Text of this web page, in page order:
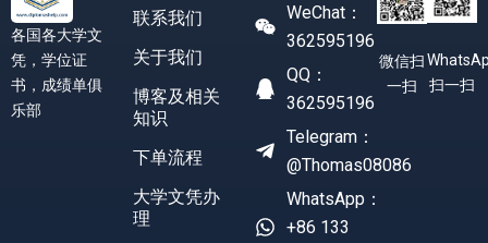
各国各大学文
凭，学位证
书，成绩单俱
乐部
联系我们
关于我们
博客及相关
知识
下单流程
大学文凭办
理
WeChat：
362595196
QQ：
362595196
Telegram：
@Thomas08086
WhatsApp：
+86 133
微信扫
一扫
扫一扫